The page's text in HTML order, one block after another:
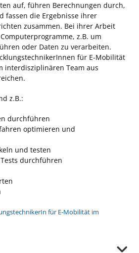
auf, führen Berechnungen durch,
fassen die Ergebnisse ihrer
zusammen. Bei ihrer Arbeit
z.B. um
oder Daten zu verarbeiten.
für E-Mobilität
interdisziplinären Team aus
z.B.:
durchführen
optimieren und
und testen
durchführen
für E-Mobilität im